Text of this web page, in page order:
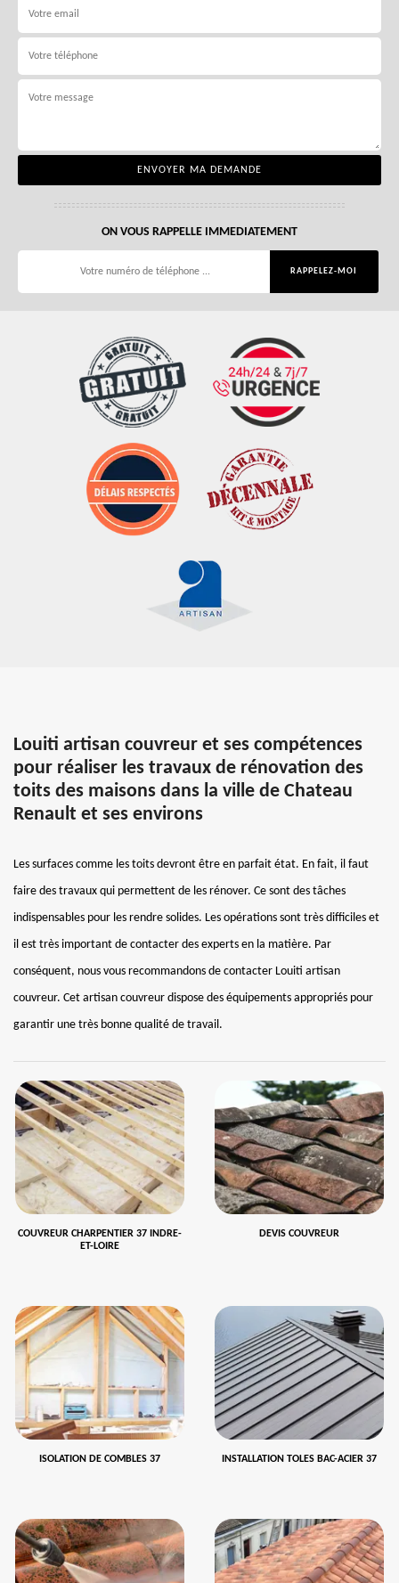
ON VOUS RAPPELLE IMMEDIATEMENT
Louiti artisan couvreur et ses compétences
pour réaliser les travaux de rénovation des
toits des maisons dans la ville de Chateau
Renault et ses environs
Les surfaces comme les toits devront être en parfait état. En fait, il faut
faire des travaux qui permettent de les rénover. Ce sont des tâches
indispensables pour les rendre solides. Les opérations sont très difficiles et
il est très important de contacter des experts en la matière. Par
conséquent, nous vous recommandons de contacter Louiti artisan
couvreur. Cet artisan couvreur dispose des équipements appropriés pour
garantir une très bonne qualité de travail.
COUVREUR CHARPENTIER 37 INDRE-
ET-LOIRE
DEVIS COUVREUR
ISOLATION DE COMBLES 37 INSTALLATION TOLES BAC-ACIER 37